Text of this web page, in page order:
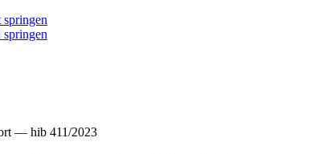
— hib 411/2023